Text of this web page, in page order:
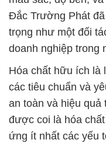
Đắc Trường Phát
trọng như một đối
doanh nghiệp trong
Hóa chất hữu ích là
các tiêu chuẩn và
an toàn và hiệu
được coi là hóa
ứng ít nhất các yếu